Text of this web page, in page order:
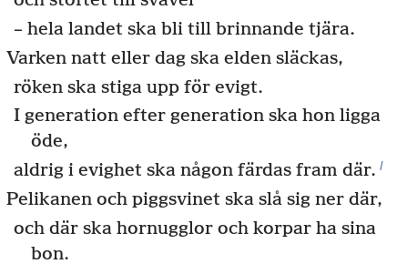
– hela landet ska bli till brinnande tjära.
Varken natt eller dag ska elden släckas,
röken ska stiga upp för evigt.
I generation efter generation ska hon ligga
öde,
aldrig i evighet ska någon färdas fram där. l
Pelikanen och piggsvinet ska slå sig ner där,
och där ska hornugglor och korpar ha sina
bon.